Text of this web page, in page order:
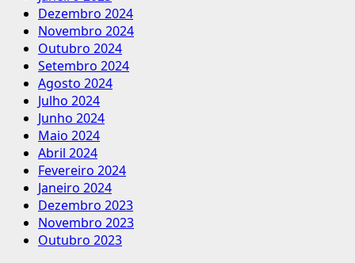
Dezembro 2024
Novembro 2024
Outubro 2024
Setembro 2024
Agosto 2024
Julho 2024
Junho 2024
Maio 2024
Abril 2024
Fevereiro 2024
Janeiro 2024
Dezembro 2023
Novembro 2023
Outubro 2023